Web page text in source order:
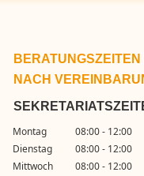
BERATUNGSZEITEN
NACH
Montag
08:00 - 12:00
Dienstag
08:00 - 12:00
Mittwoch
08:00 - 12:00